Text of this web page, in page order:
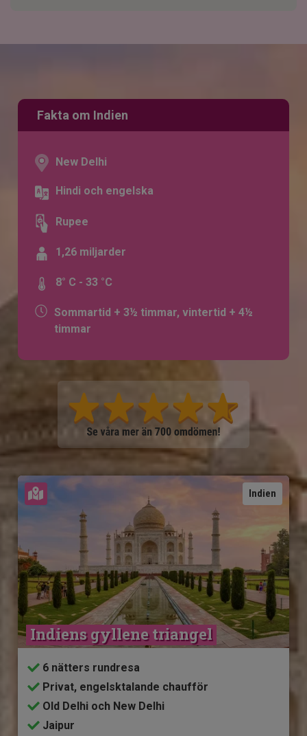
Fakta om Indien
New Delhi
Hindi och engelska
Rupee
1,26 miljarder
8° C - 33 °C
Sommartid + 3½ timmar, vintertid + 4½
timmar
Indien
Se karta
Indiens gyllene triangel
6 nätters rundresa
Privat, engelsktalande chaufför
Old Delhi och New Delhi
Jaipur